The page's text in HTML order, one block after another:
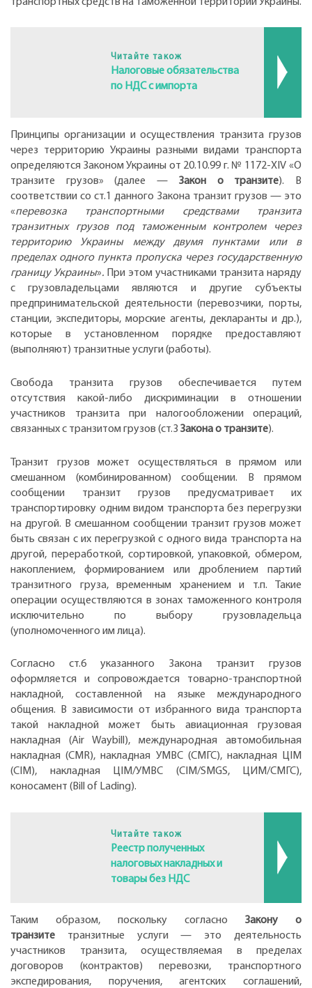
Читайте також
Налоговые обязательства
по НДС с импорта
Принципы организации и осуществления транзита грузов
через территорию Украины разными видами транспорта
определяются Законом Украины от 20.10.99 г. № 1172-XIV «О
транзите грузов» (далее — Закон о транзите). В
соответствии со ст.1 данного Закона транзит грузов — это
«перевозка транспортными средствами транзита
транзитных грузов под таможенным контролем через
территорию Украины между двумя пунктами или в
пределах одного пункта пропуска через государственную
границу Украины». При этом участниками транзита наряду
с грузовладельцами являются и другие субъекты
предпринимательской деятельности (перевозчики, порты,
станции, экспедиторы, морские агенты, декларанты и др.),
которые в установленном порядке предоставляют
(выполняют) транзитные услуги (работы).
Свобода транзита грузов обеспечивается путем
отсутствия какой-либо дискриминации в отношении
участников транзита при налогообложении операций,
связанных с транзитом грузов (ст.3 Закона о транзите).
Транзит грузов может осуществляться в прямом или
смешанном (комбинированном) сообщении. В прямом
сообщении транзит грузов предусматривает их
транспортировку одним видом транспорта без перегрузки
на другой. В смешанном сообщении транзит грузов может
быть связан с их перегрузкой с одного вида транспорта на
другой, переработкой, сортировкой, упаковкой, обмером,
накоплением, формированием или дроблением партий
транзитного груза, временным хранением и т.п. Такие
операции осуществляются в зонах таможенного контроля
исключительно по выбору грузовладельца
(уполномоченного им лица).
Согласно ст.6 указанного Закона транзит грузов
оформляется и сопровождается товарно-транспортной
накладной, составленной на языке международного
общения. В зависимости от избранного вида транспорта
такой накладной может быть авиационная грузовая
накладная (Air Waybill), международная автомобильная
накладная (CMR), накладная УМВС (СМГС), накладная ЦІМ
(СІМ), накладная ЦІМ/УМВС (CIM/SMGS, ЦИМ/СМГС),
коносамент (Bill of Lading).
Читайте також
Реестр полученных
налоговых накладных и
товары без НДС
Таким образом, поскольку согласно Закону
о
транзите транзитные услуги — это деятельность
участников транзита, осуществляемая в пределах
договоров (контрактов) перевозки, транспортного
экспедирования, поручения, агентских соглашений,